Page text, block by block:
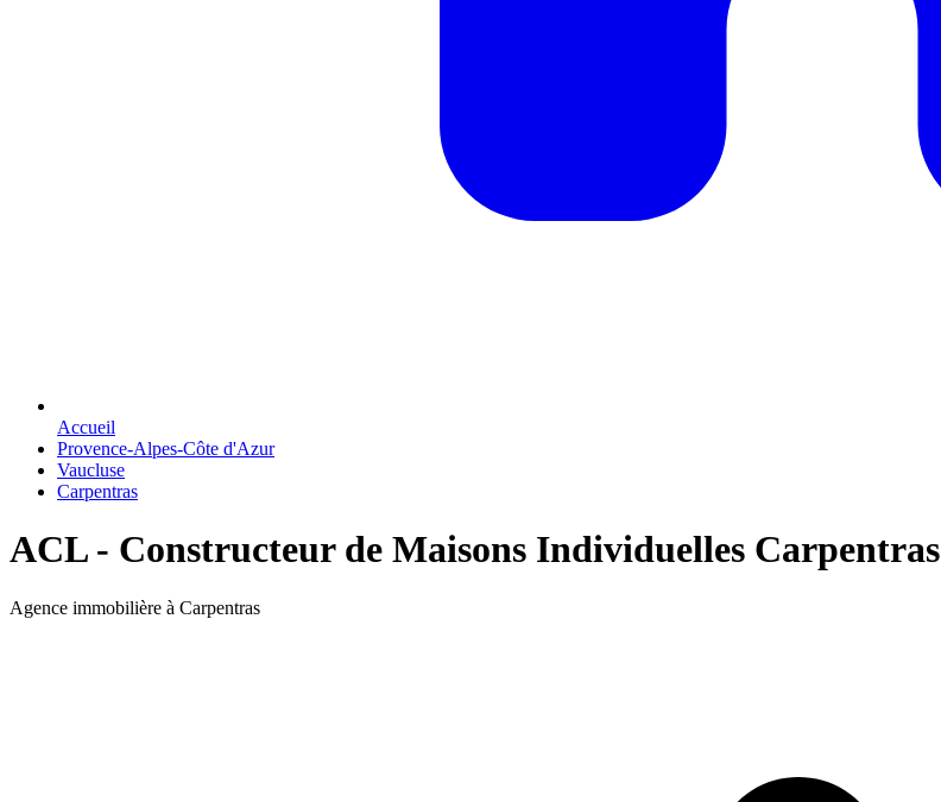
Accueil
Provence-Alpes-Côte d'Azur
Vaucluse
Carpentras
ACL - Constructeur de Maisons Individuelles Carpentras
Agence immobilière à Carpentras